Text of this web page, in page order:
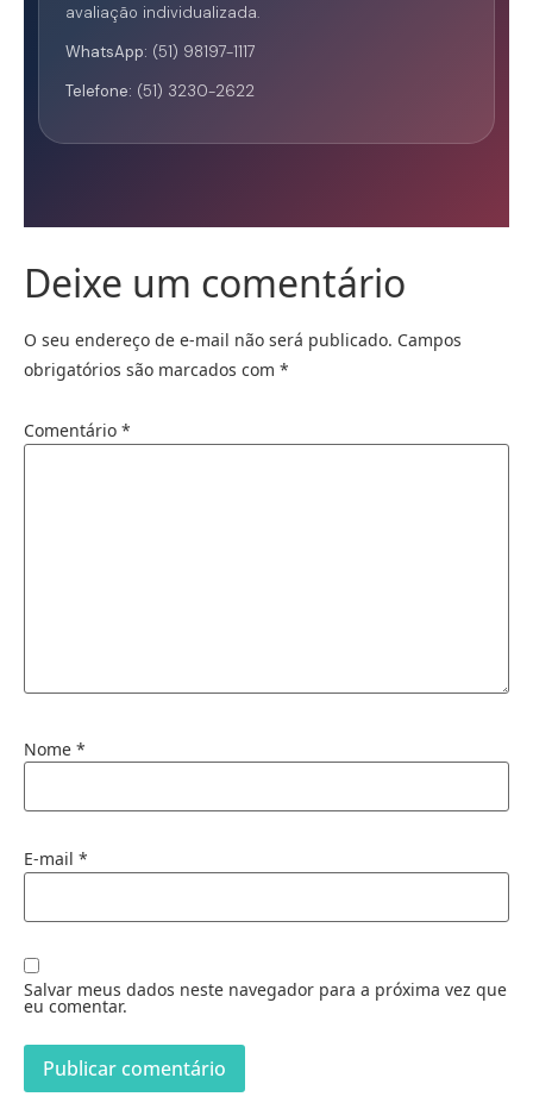
avaliação individualizada.
WhatsApp: (51) 98197-1117
Telefone: (51) 3230-2622
Deixe um comentário
O seu endereço de e-mail não será publicado. Campos
obrigatórios são marcados com *
Comentário *
Nome *
E-mail *
Salvar meus dados neste navegador para a próxima vez que
eu comentar.